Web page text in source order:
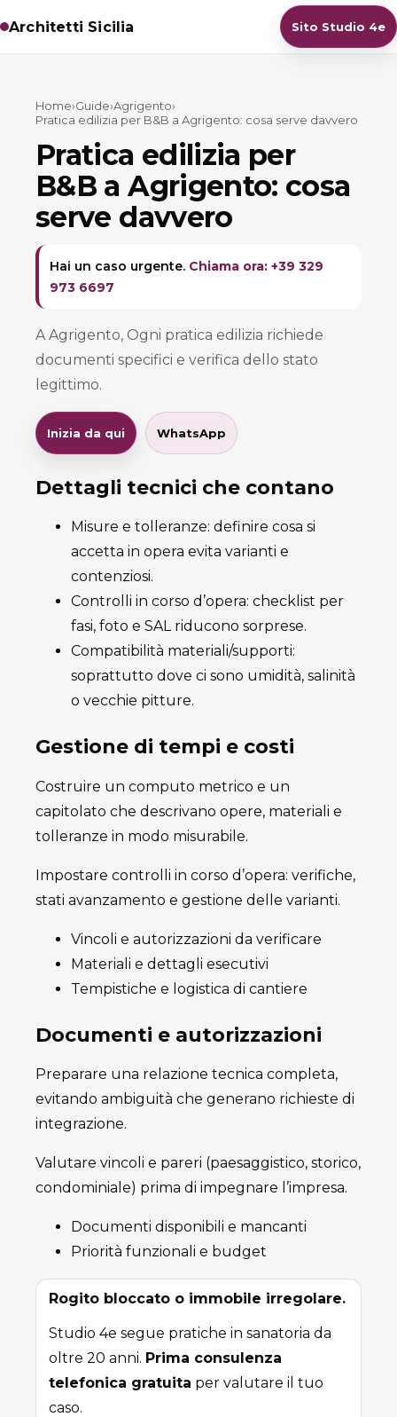
Architetti Sicilia Sito Studio 4e
Home›Guide›Agrigento›
Pratica edilizia per B&B a Agrigento: cosa serve davvero
Pratica edilizia per
B&B a Agrigento: cosa
serve davvero
Hai un caso urgente. Chiama ora: +39 329
973 6697
A Agrigento, Ogni pratica edilizia richiede
documenti specifici e verifica dello stato
legittimo.
Inizia da qui WhatsApp
Dettagli tecnici che contano
Misure e tolleranze: definire cosa si
accetta in opera evita varianti e
contenziosi.
Controlli in corso d’opera: checklist per
fasi, foto e SAL riducono sorprese.
Compatibilità materiali/supporti:
soprattutto dove ci sono umidità, salinità
o vecchie pitture.
Gestione di tempi e costi
Costruire un computo metrico e un
capitolato che descrivano opere, materiali e
tolleranze in modo misurabile.
Impostare controlli in corso d’opera: verifiche,
stati avanzamento e gestione delle varianti.
Vincoli e autorizzazioni da verificare
Materiali e dettagli esecutivi
Tempistiche e logistica di cantiere
Documenti e autorizzazioni
Preparare una relazione tecnica completa,
evitando ambiguità che generano richieste di
integrazione.
Valutare vincoli e pareri (paesaggistico, storico,
condominiale) prima di impegnare l’impresa.
Documenti disponibili e mancanti
Priorità funzionali e budget
Rogito bloccato o immobile irregolare.
Studio 4e segue pratiche in sanatoria da
oltre 20 anni. Prima consulenza
telefonica gratuita per valutare il tuo
caso.